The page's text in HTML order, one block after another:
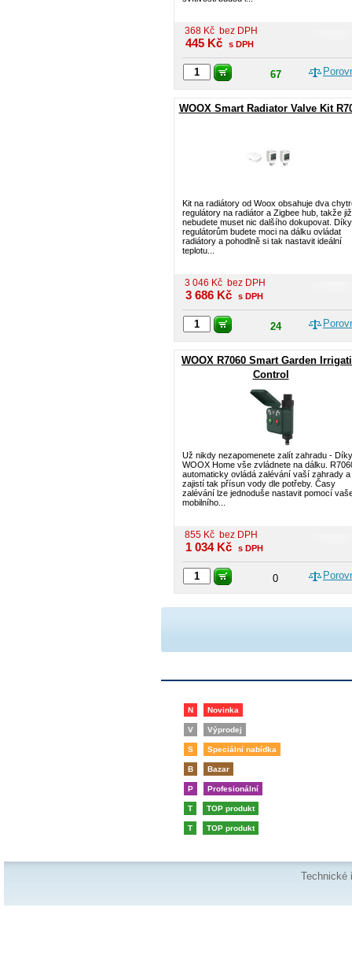
368 Kč bez DPH
445 Kč s DPH
67
WOOX Smart Radiator Valve Kit
Kit na radiátory od Woox obsahuje dva
regulátory na radiátor a Zigbee hub, takže již
nebudete muset nic dalšího dokupovat. Díky
regulátorům budete moci na dálku ovládat
radiátory a pohodlně si tak nastavit ideální
teplotu...
3 046 Kč bez DPH
3 686 Kč s DPH
24
WOOX R7060 Smart Garden
Control
Už nikdy nezapomenete zalít zahradu - Díky
WOOX Home vše zvládnete na dálku.
automaticky ovládá zalévání vaší zahrady a
zajistí tak přísun vody dle potřeby. Časy
zalévání lze jednoduše nastavit pomocí
mobilního...
855 Kč bez DPH
1 034 Kč s DPH
0
N Novinka
V Výprodej
S Speciální nabídka
B Bazar
P Profesionální
T TOP produkt
T TOP produkt